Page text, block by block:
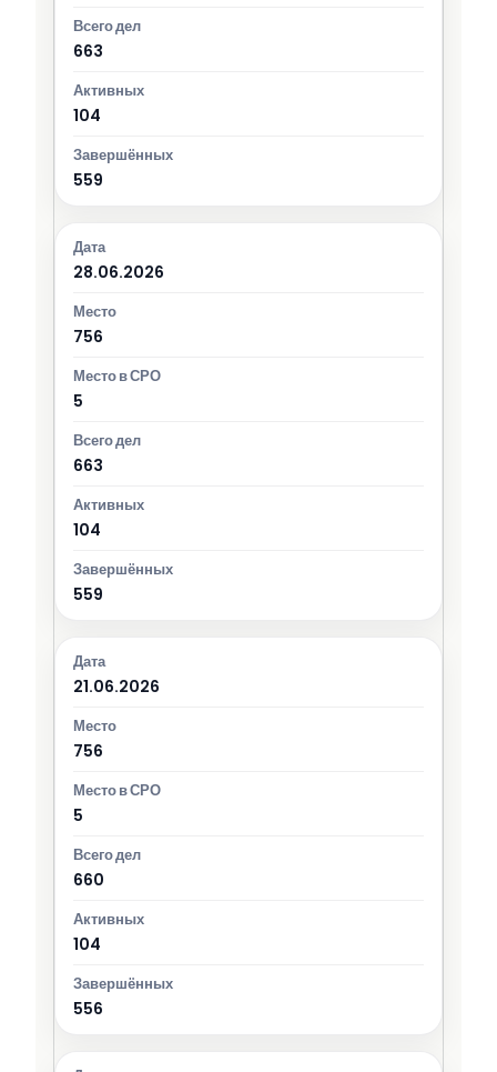
663
104
559
28.06.2026
756
5
663
104
559
21.06.2026
756
5
660
104
556